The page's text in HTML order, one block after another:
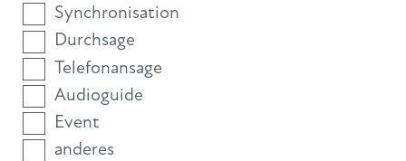
Synchronisation
Durchsage
Telefonansage
Audioguide
Event
anderes